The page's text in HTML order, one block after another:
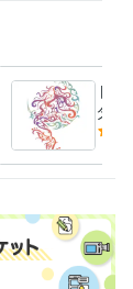
ト
タト
エン